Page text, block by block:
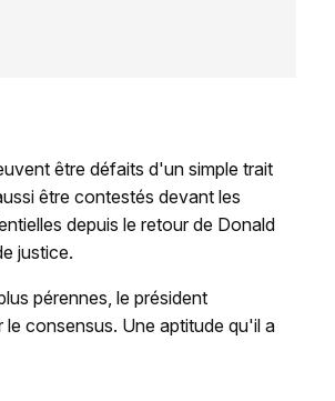
être défaits d'un simple trait
être contestés devant les
depuis le retour de Donald
justice.
pérennes, le président
consensus. Une aptitude qu'il a